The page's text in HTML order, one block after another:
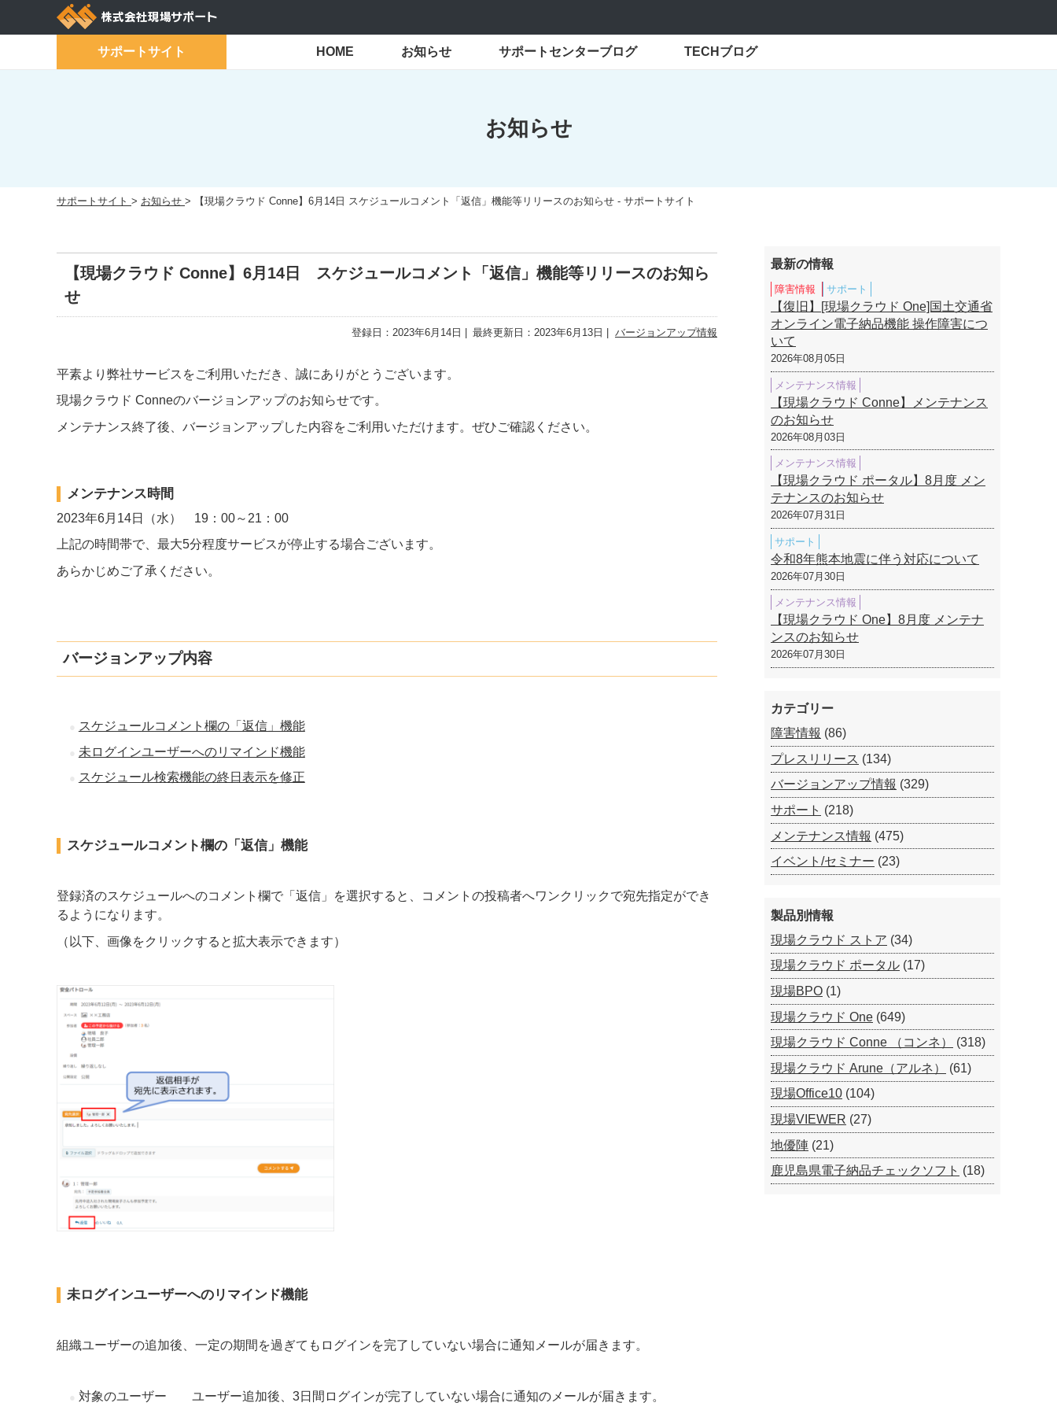
サポートサイト HOME お知らせ サポートセンターブログ TECHブログ
お知らせ
サポートサイト > お知らせ > 【現場クラウド Conne】6月14日 スケジュールコメント「返信」機能等リリースのお知らせ - サポートサイト
【現場クラウド Conne】6月14日 スケジュールコメント「返信」機能等リリースのお知ら
せ
登録日：2023年6月14日 最終更新日：2023年6月13日 バージョンアップ情報
平素より弊社サービスをご利用いただき、誠にありがとうございます。
現場クラウド Conneのバージョンアップのお知らせです。
メンテナンス終了後、バージョンアップした内容をご利用いただけます。ぜひご確認ください。
メンテナンス時間
2023年6月14日（水） 19：00～21：00
上記の時間帯で、最大5分程度サービスが停止する場合ございます。
あらかじめご了承ください。
バージョンアップ内容
スケジュールコメント欄の「返信」機能
未ログインユーザーへのリマインド機能
スケジュール検索機能の終日表示を修正
スケジュールコメント欄の「返信」機能
登録済のスケジュールへのコメント欄で「返信」を選択すると、コメントの投稿者へワンクリックで宛先指定ができ
るようになります。
（以下、画像をクリックすると拡大表示できます）
未ログインユーザーへのリマインド機能
組織ユーザーの追加後、一定の期間を過ぎてもログインを完了していない場合に通知メールが届きます。
対象のユーザー ユーザー追加後、3日間ログインが完了していない場合に通知のメールが届きます。
最新の情報
障害情報 サポート
【復旧】[現場クラウド One]国土交通省
オンライン電子納品機能 操作障害につ
いて
2026年08月05日
メンテナンス情報
【現場クラウド Conne】メンテナンス
のお知らせ
2026年08月03日
メンテナンス情報
【現場クラウド ポータル】8月度 メン
テナンスのお知らせ
2026年07月31日
サポート
令和8年熊本地震に伴う対応について
2026年07月30日
メンテナンス情報
【現場クラウド One】8月度 メンテナ
ンスのお知らせ
2026年07月30日
カテゴリー
障害情報 (86)
プレスリリース (134)
バージョンアップ情報 (329)
サポート (218)
メンテナンス情報 (475)
イベント/セミナー (23)
製品別情報
現場クラウド ストア (34)
現場クラウド ポータル (17)
現場BPO (1)
現場クラウド One (649)
現場クラウド Conne （コンネ）
(318)
現場クラウド Arune（アルネ）
(61)
現場Office10 (104)
現場VIEWER (27)
地優陣 (21)
鹿児島県電子納品チェックソフト (18)